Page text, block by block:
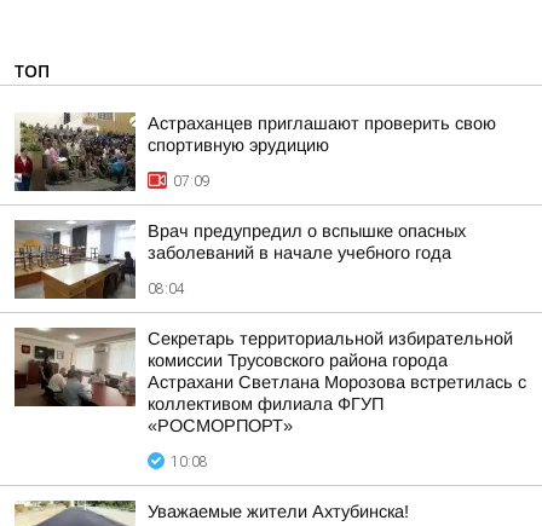
ТОП
Астраханцев приглашают проверить свою
спортивную эрудицию
07:09
Врач предупредил о вспышке опасных
заболеваний в начале учебного года
08:04
Секретарь территориальной избирательной
комиссии Трусовского района города
Астрахани Светлана Морозова встретилась с
коллективом филиала ФГУП
«РОСМОРПОРТ»
10:08
Уважаемые жители Ахтубинска!